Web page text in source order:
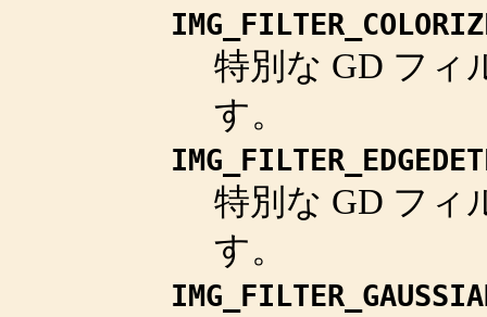
特別な GD フィ
す。
特別な GD フィ
す。